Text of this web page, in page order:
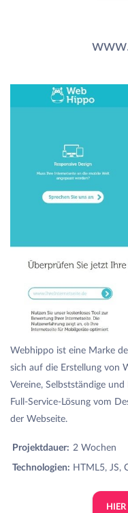
Webhippo ist eine Marke
sich auf die Erstellung von
Vereine, Selbstständige
Full-Service-Lösung vom
der Webseite.
Projektdauer: 2 Wochen
Technologien: HTML5, JS,